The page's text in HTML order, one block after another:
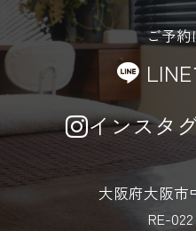
ご予約
インスタ
大阪府大阪市
RE-